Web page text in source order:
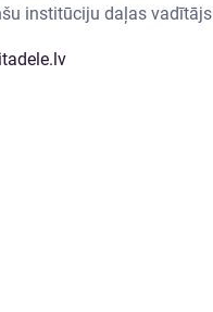
institūciju daļas vadītājs